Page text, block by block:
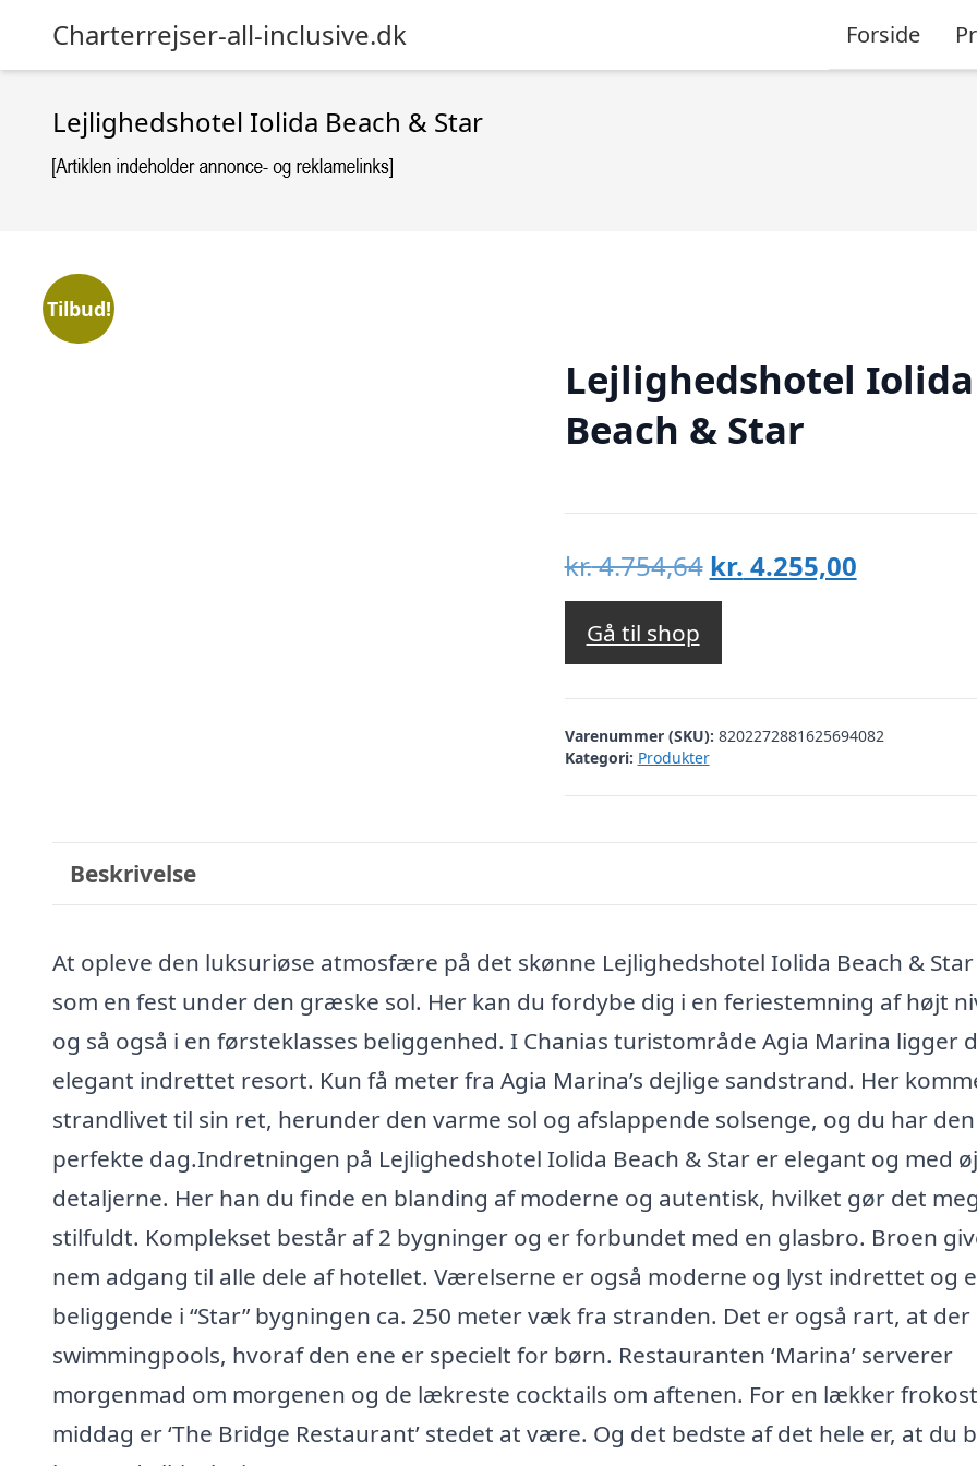
Charterrejser-all-inclusive.dk Forside
Lejlighedshotel Iolida Beach & Star
Tilbud!
Lejlighedshotel Iolida
Beach & Star
kr.4.754,64 Den
oprindelige
var:
kr. 4.754,64.
kr. 4.255,00Den
kr.
Gå til shop
Varenummer (SKU): 8202272881625694082
Kategori: Produkter
Beskrivelse
At opleve den luksuriøse atmosfære på det skønne Lejlighedshotel Iolida Beach &
som en fest under den græske sol. Her kan du fordybe dig i en feriestemning af højt
og så også i en førsteklasses beliggenhed. I Chanias turistområde Agia Marina ligger
elegant indrettet resort. Kun få meter fra Agia Marina’s dejlige sandstrand. Her
strandlivet til sin ret, herunder den varme sol og afslappende solsenge, og du har den
perfekte dag.Indretningen på Lejlighedshotel Iolida Beach & Star er elegant og med
detaljerne. Her han du finde en blanding af moderne og autentisk, hvilket gør det
stilfuldt. Komplekset består af 2 bygninger og er forbundet med en glasbro. Broen
nem adgang til alle dele af hotellet. Værelserne er også moderne og lyst indrettet og
beliggende i “Star” bygningen ca. 250 meter væk fra stranden. Det er også rart, at der
swimmingpools, hvoraf den ene er specielt for børn. Restauranten ‘Marina’ serverer
morgenmad om morgenen og de lækreste cocktails om aftenen. For en lækker
middag er ‘The Bridge Restaurant’ stedet at være. Og det bedste af det hele er, at du